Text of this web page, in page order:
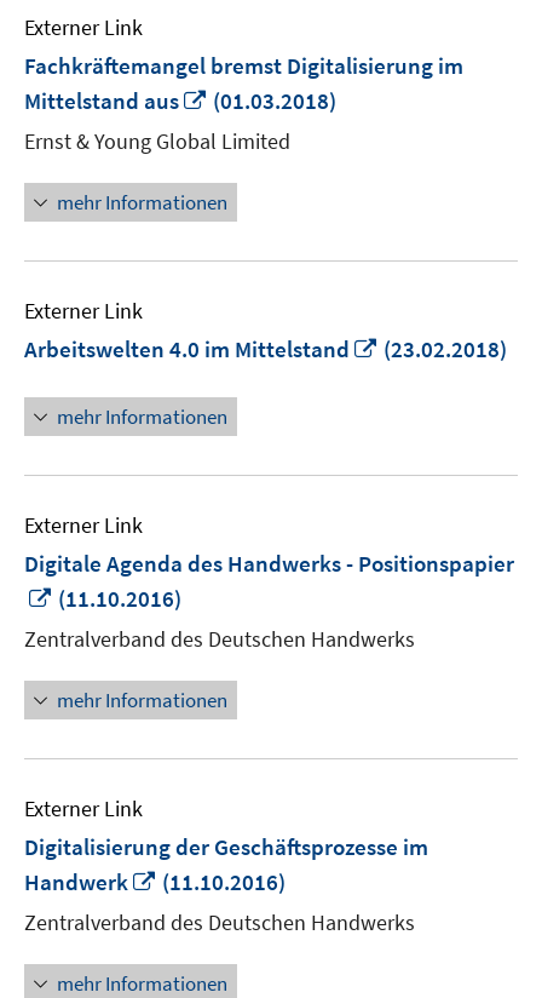
Externer Link
Fachkräftemangel bremst Digitalisierung im
Mittelstand aus
In
neuem
Fenster
öffnen
(01.03.2018)
Ernst & Young Global Limited
mehr Informationen
Externer Link
Arbeitswelten 4.0 im Mittelstand
In
(23.02.2018)
mehr Informationen
Externer Link
Digitale Agenda des Handwerks - Positionspapier
In
neuem
Fenster
öffnen
(11.10.2016)
Zentralverband des Deutschen Handwerks
mehr Informationen
Externer Link
Digitalisierung der Geschäftsprozesse im
Handwerk
In
neuem
Fenster
öffnen
(11.10.2016)
Zentralverband des Deutschen Handwerks
mehr Informationen